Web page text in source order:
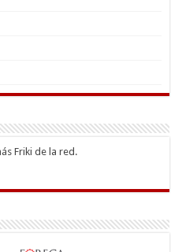
Friki de la red.